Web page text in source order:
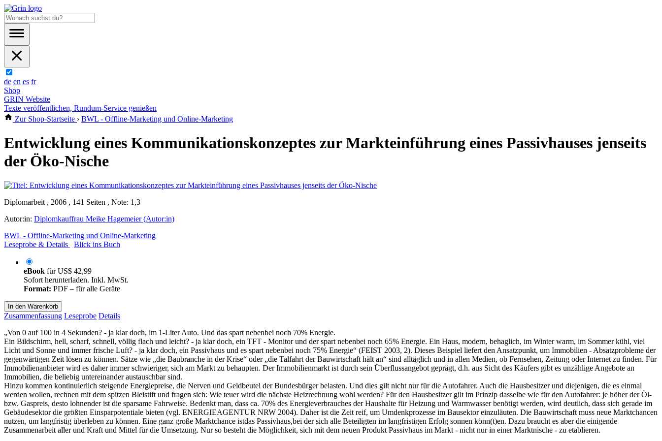
de en es fr
Shop
GRIN Website
Texte veröffentlichen, Rundum-Service genießen
Zur Shop-Startseite › BWL - Offline-Marketing und Online-Marketing
Entwicklung eines Kommunikationskonzeptes zur Markteinführung eines Passivhauses jenseits
der Öko-Nische
Diplomarbeit , 2006 , 141 Seiten , Note: 1,3
Autor:in: Diplomkauffrau Meike Hagemeier (Autor:in)
BWL - Offline-Marketing und Online-Marketing
Leseprobe & Details
Blick ins Buch
eBook fürUS$ 42,99
Sofort herunterladen. Inkl. MwSt.
Format: PDF – für alle Geräte
In den Warenkorb
Zusammenfassung Leseprobe Details
„Von 0 auf 100 in 4 Sekunden? - ja klar doch, im 1-Liter Auto. Und das spart nebenbei noch 70% Energie.
Ein Bildschirm, hell, scharf, schnell, völlig flach und leicht? - ja klar doch, ein TFT - Monitor und der spart nebenbei noch 65% Energie. Ein Haus, modern, behaglich, im Winter warm, im Sommer kühl, viel
Licht und Sonne und immer frische Luft? - ja klar doch, ein Passivhaus und es spart nebenbei noch 75% Energie“ (FEIST 2003, 2). Dieses Beispiel liefert den Ansatzpunkt, um Immobilien - Absatzprobleme der
gegenwärtigen Zeit lösen zu können. Sätze wie „die Baubranche in der Krise“ oder „die Talfahrt der Bauwirtschaft hält an“ sind alltäglich und in allen Medien, ob Fernsehen, Zeitung oder Internet zu finden. Für
Immobilienanbieter wird es daher immer schwieriger, sich am Markt zu behaupten. Der Immobilienmarkt ist durch sein Überflussangebot geprägt, d.h. aus Sicht des Käufers gibt es unzählige Angebote an
Immobilien, die beliebig untereinander austauschbar sind.
Hinzu kommen kontinuierlich steigende Energiepreise, die Nerven und Geldbeutel der Bundesbürger belasten. Und dies gilt nicht nur für die Autofahrer. Auch die Hausbesitzer und diejenigen, die es einmal
werden wollen, rechnen mit dem spitzen Bleistift und fragen sich: Wie teuer wird die nächste Heizrechnung wohl werden? Für den Hausbesitzer gilt im Prinzip dasselbe wie für den Autofahrer: je höher der Öl-
bzw. Gaspreis, desto lohnender ist die sparsame Fahrweise. Bedenkt man, dass ca. 70% des Energieverbrauches der Haushalte für Heizung und Warmwasser benötigt werden, wird deutlich, dass sich gerade im
Gebäudesektor die größten Einsparpotentiale bieten (vgl. ENERGIEAGENTUR NRW 2004). Daher ist die Zeit reif, um Umdenkprozesse im Bausektor einzuläuten. Die Bauwirtschaft muss neue Marktchancen
nutzen, um langfristig überleben zu können. Eine ganz große Marktchance istdas Passivhaus,bei der sich alle Beteiligten im langfristigen Erfolg sonnen könn(t)en. Dazu braucht es aber die einigende
Zusammenarbeit aller und Kraft und Mittel für die Umsetzung. Nur so besteht die Möglichkeit, sich mit dem neuen Produkt Passivhaus im Markt - nicht nur in einer Marktnische - zu etablieren.